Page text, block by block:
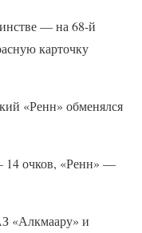
— на 68-й
карточку
«Ренн» обменялся
14 очков, «Ренн» —
«Алкмаару» и